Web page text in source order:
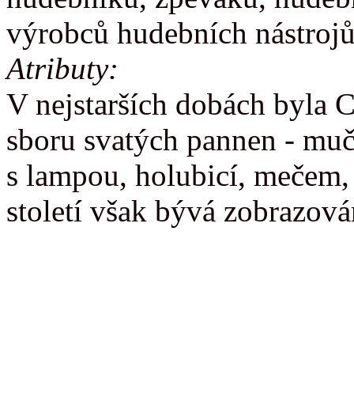
výrobců hudebních
Atributy:
V nejstarších dobách byla
sboru svatých pannen -
s lampou, holubicí,
století však bývá